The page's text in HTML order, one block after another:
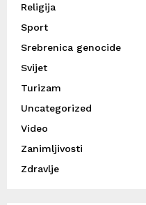
Religija
Sport
Srebrenica genocide
Svijet
Turizam
Uncategorized
Video
Zanimljivosti
Zdravlje